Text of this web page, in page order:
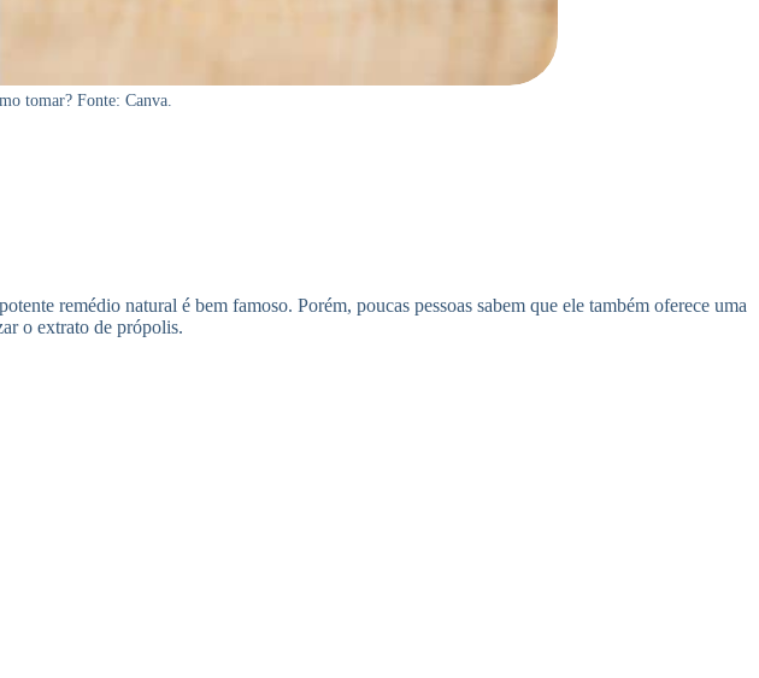
tomar? Fonte: Canva.
remédio natural é bem famoso. Porém, poucas pessoas sabem que ele também oferece uma
o extrato de própolis.